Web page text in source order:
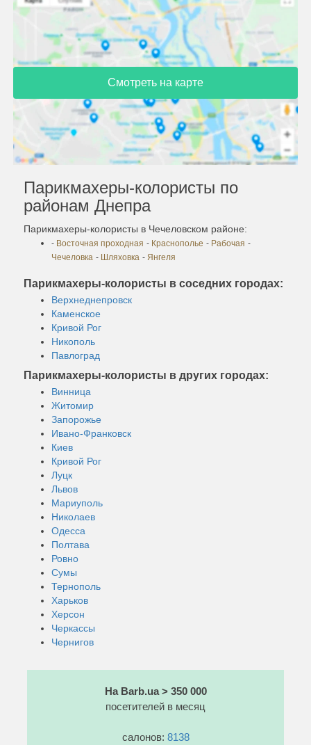
Смотреть на карте
Парикмахеры-колористы по
районам Днепра
Парикмахеры-колористы в Чечеловском районе:
- Восточная проходная - Краснополье - Рабочая -
Чечеловка - Шляховка - Янгеля
Парикмахеры-колористы в соседних городах:
Верхнеднепровск
Каменское
Кривой Рог
Никополь
Павлоград
Парикмахеры-колористы в других городах:
Винница
Житомир
Запорожье
Ивано-Франковск
Киев
Кривой Рог
Луцк
Львов
Мариуполь
Николаев
Одесса
Полтава
Ровно
Сумы
Тернополь
Харьков
Херсон
Черкассы
Чернигов
На Barb.ua > 350 000
посетителей в месяц
салонов: 8138